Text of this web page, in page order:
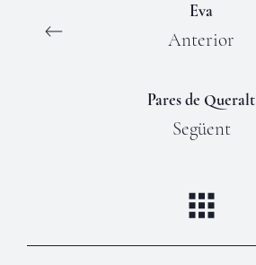
Eva
Anterior
Pares de Queralt
Següent